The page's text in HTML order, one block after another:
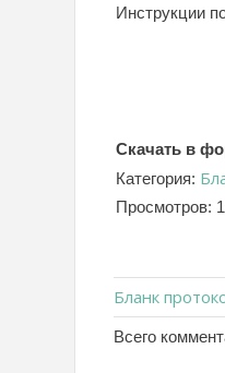
Инструкции
Скачать в
Категория:
Просмотров:
Бланк
Всего